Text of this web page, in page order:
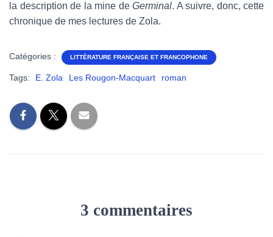
la description de la mine de Germinal. A suivre, donc, cette
chronique de mes lectures de Zola.
Catégories : LITTÉRATURE FRANÇAISE ET FRANCOPHONE
Tags: E. Zola Les Rougon-Macquart roman
3 commentaires